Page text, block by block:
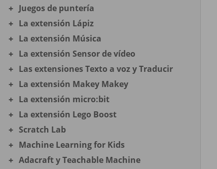
Juegos de puntería
La extensión Lápiz
La extensión Música
La extensión Sensor de vídeo
Las extensiones Texto a voz y Traducir
La extensión Makey Makey
La extensión micro:bit
La extensión Lego Boost
Scratch Lab
Machine Learning for Kids
Adacraft y Teachable Machine